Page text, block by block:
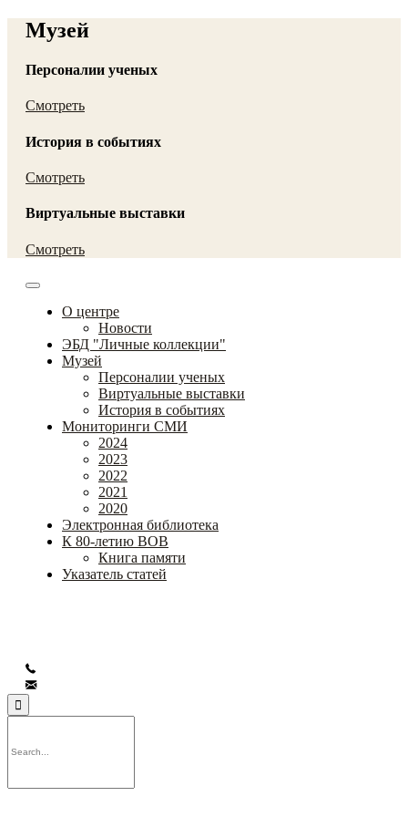
Музей
Персоналии ученых
Смотреть
История в событиях
Смотреть
Виртуальные выставки
Смотреть
О центре
Новости
ЭБД "Личные коллекции"
Музей
Персоналии ученых
Виртуальные выставки
История в событиях
Мониторинги СМИ
2024
2023
2022
2021
2020
Электронная библиотека
К 80-летию ВОВ
Книга памяти
Указатель статей
